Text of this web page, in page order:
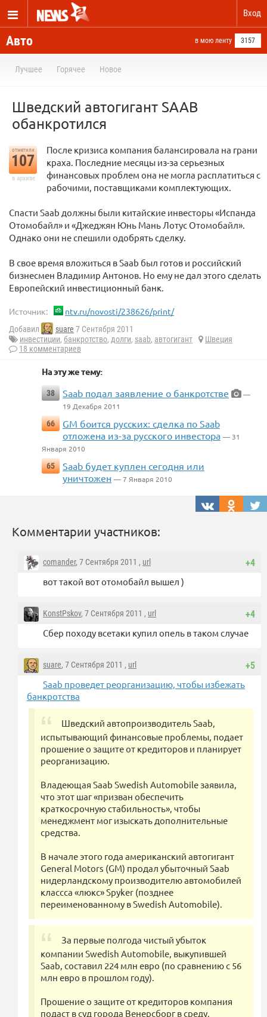
Вход
Авто в мою ленту 3157
Лучшее Горячее Новое
Шведский автогигант SAAB
обанкротился
отметили
107
в архиве
После кризиса компания балансировала на грани
краха. Последние месяцы из-за серьезных
финансовых проблем она не могла расплатиться с
рабочими, поставщиками комплектующих.
Спасти Saab должны были китайские инвесторы «Испанда
Отомобайл» и «Джеджян Юнь Мань Лотус Отомобайл».
Однако они не спешили одобрять сделку.
В свое время вложиться в Saab был готов и российский
бизнесмен Владимир Антонов. Но ему не дал этого сделать
Европейский инвестиционный банк.
Источник: ntv.ru/novosti/238626/print/
Добавил suare 7 Сентября 2011
инвестиции, банкротство, долги, saab, автогигант
Швеция
18 комментариев
На эту же тему:
38 Saab подал заявление о банкротстве
—
19 Декабря 2011
66
GM боится русских: сделка по Saab
отложена из-за русского инвестора — 31
Января 2010
65
Saab будет куплен сегодня или
уничтожен — 7 Января 2010
Комментарии участников:
+4
comander, 7 Сентября 2011 , url
вот такой вот отомобайл вышел )
+4
KonstPskov, 7 Сентября 2011 , url
Сбер походу всетаки купил опель в таком случае
+5
suare, 7 Сентября 2011 , url
Saab проведет реорганизацию, чтобы избежать
банкротства
Шведский автопроизводитель Saab,
испытывающий финансовые проблемы, подает
прошение о защите от кредиторов и планирует
реорганизацию.
Владеющая Saab Swedish Automobile заявила,
что этот шаг «призван обеспечить
краткосрочную стабильность», чтобы
менеджмент мог изыскать дополнительные
средства.
В начале этого года американский автогигант
General Motors (GM) продал убыточный Saab
нидерландскому производителю автомобилей
классса «люкс» Spyker (позднее
переименованному в Swedish Automobile).
За первые полгода чистый убыток
компании Swedish Automobile, выкупившей
Saab, составил 224 млн евро (по сравнению с 56
млн евро в прошлом году).
Прошение о защите от кредиторов компания
подаст в суд города Венерсборг в среду.